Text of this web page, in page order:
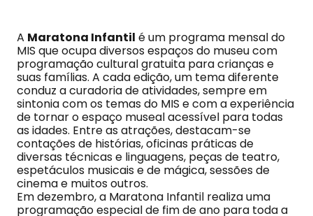
A Maratona Infantil é um programa mensal do
MIS que ocupa diversos espaços do museu com
programação cultural gratuita para crianças e
suas famílias. A cada edição, um tema diferente
conduz a curadoria de atividades, sempre em
sintonia com os temas do MIS e com a experiência
de tornar o espaço museal acessível para todas
as idades. Entre as atrações, destacam-se
contações de histórias, oficinas práticas de
diversas técnicas e linguagens, peças de teatro,
espetáculos musicais e de mágica, sessões de
cinema e muitos outros.
Em dezembro, a Maratona Infantil realiza uma
programação especial de fim de ano para toda a